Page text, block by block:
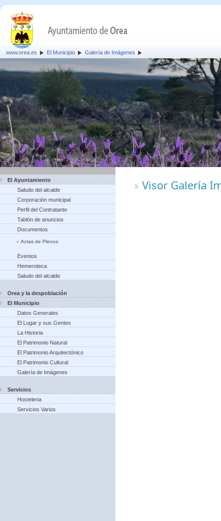
www.orea.es El Municipio Galería de Imágenes
El Ayuntamiento
Saludo del alcalde
Corporación municipal
Perfil del Contratante
Tablón de anuncios
Documentos
Actas de Plenos
Eventos
Hemeroteca
Saludo del alcalde
Orea y la despoblación
El Municipio
Datos Generales
El Lugar y sus Gentes
La Historia
El Patrimonio Natural
El Patrimonio Arquitectónico
El Patrimonio Cultural
Galería de Imágenes
Servicios
Hosteleria
Servicios Varios
Visor Galería